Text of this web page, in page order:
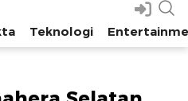
Timur
Teknologi
--